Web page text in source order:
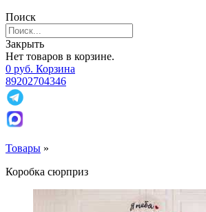
Поиск
Закрыть
Нет товаров в корзине.
0 руб. Корзина
89202704346
Товары »
Коробка сюрприз